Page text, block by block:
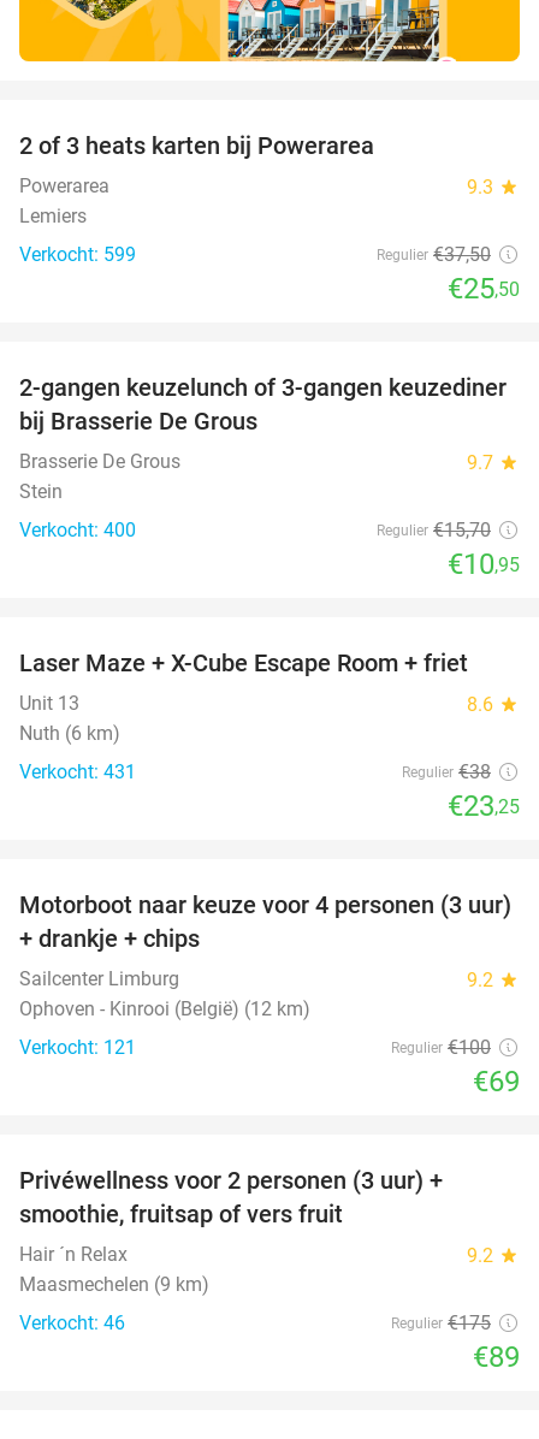
2 of 3 heats karten bij Powerarea
Powerarea 9.3 star
Lemiers
Verkocht: 599
Regulier €37,50
€25,50
30%
2-gangen keuzelunch of 3-gangen keuzediner
bij Brasserie De Grous
Brasserie De Grous 9.7 star
Stein
Verkocht: 400
Regulier €15,70
€10,95
39%
Laser Maze + X-Cube Escape Room + friet
Unit 13 8.6 star
Nuth (6 km)
Verkocht: 431
Regulier €38
€23,25
31%
Motorboot naar keuze voor 4 personen (3 uur)
+ drankje + chips
Sailcenter Limburg 9.2 star
Ophoven - Kinrooi (België) (12 km)
Verkocht: 121
Regulier €100
€69
Privéwellness voor 2 personen (3 uur) +
smoothie, fruitsap of vers fruit
Hair ´n Relax 9.2 star
Maasmechelen (9 km)
Verkocht: 46
Regulier €175
€89